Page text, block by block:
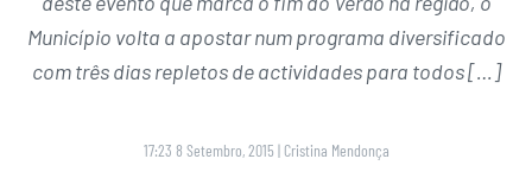
Município volta a apostar num programa diversificado
com três dias repletos de actividades para todos […]
17:23 8 Setembro, 2015 | Cristina Mendonça